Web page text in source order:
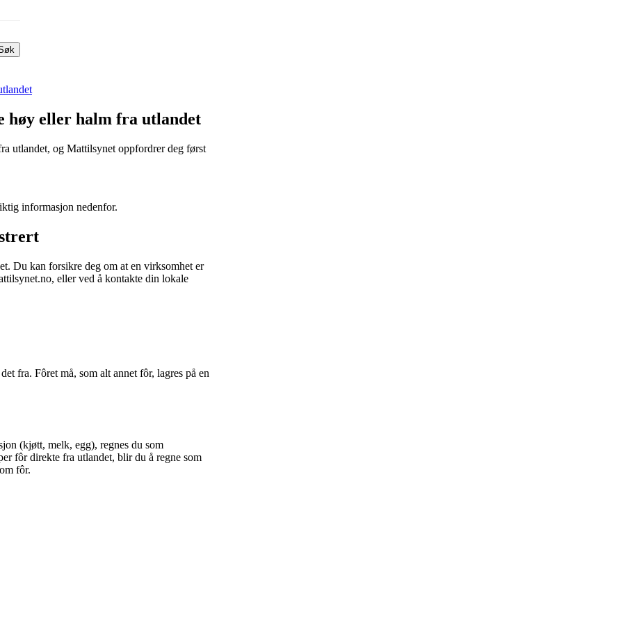
høy eller halm fra utlandet
utlandet, og Mattilsynet oppfordrer deg først
informasjon nedenfor.
Du kan forsikre deg om at en virksomhet er
eller ved å kontakte din lokale
fra. Fôret må, som alt annet fôr, lagres på en
(kjøtt, melk, egg), regnes du som
fôr direkte fra utlandet, blir du å regne som
fôr.